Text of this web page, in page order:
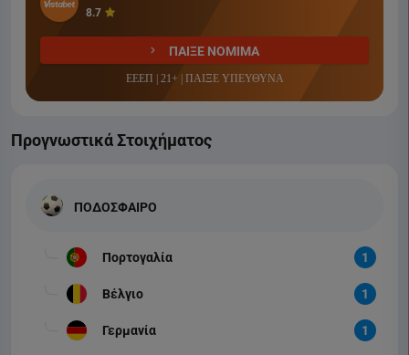
8.7
ΠΑΙΞΕ ΝΟΜΙΜΑ
ΕΕΕΠ | 21+ | ΠΑΙΞΕ ΥΠΕΥΘΥΝΑ
Προγνωστικά Στοιχήματος
ΠΟΔΟΣΦΑΙΡΟ
Πορτογαλία 1
Βέλγιο 1
Γερμανία 1